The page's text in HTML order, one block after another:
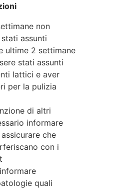
non
assunti
ultime 2 settimane
stati assunti
lattici e aver
per la pulizia
di altri
informare
che
con i
quali